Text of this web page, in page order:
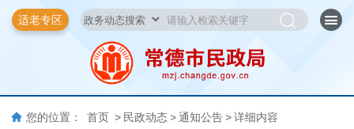
适老专区
您的位置： 首页 > 民政动态 > 通知公告 > 详细内容